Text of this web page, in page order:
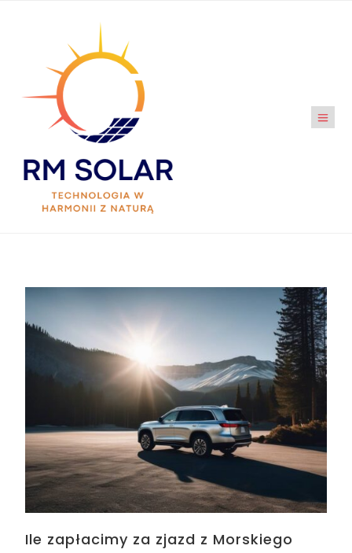
Ile zapłacimy za zjazd z Morskiego